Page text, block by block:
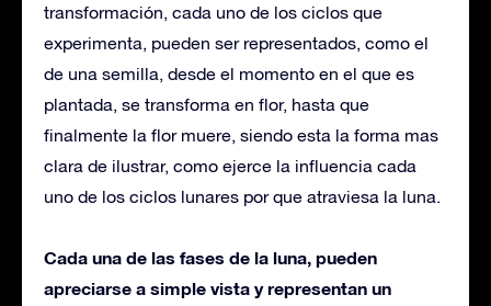
transformación, cada uno de los ciclos que
experimenta, pueden ser representados, como el
de una semilla, desde el momento en el que es
plantada, se transforma en flor, hasta que
finalmente la flor muere, siendo esta la forma mas
clara de ilustrar, como ejerce la influencia cada
uno de los ciclos lunares por que atraviesa la luna.
Cada una de las fases de la luna, pueden
apreciarse a simple vista y representan un